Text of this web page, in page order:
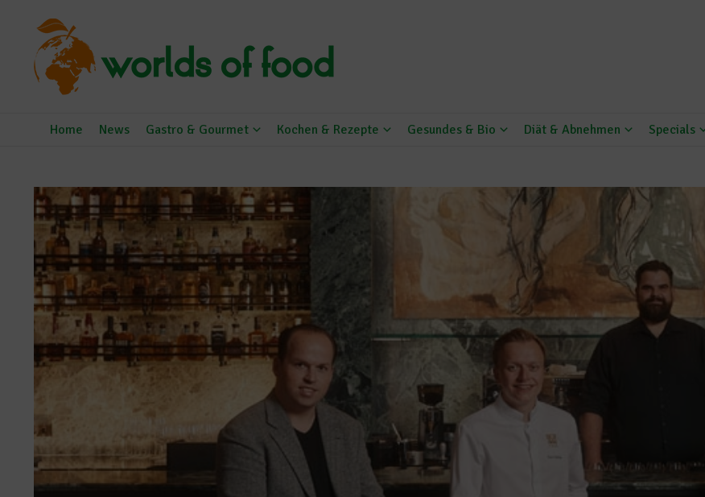
Home News Gastro & Gourmet Kochen & Rezepte Gesundes & Bio Diät & Abnehmen Specials